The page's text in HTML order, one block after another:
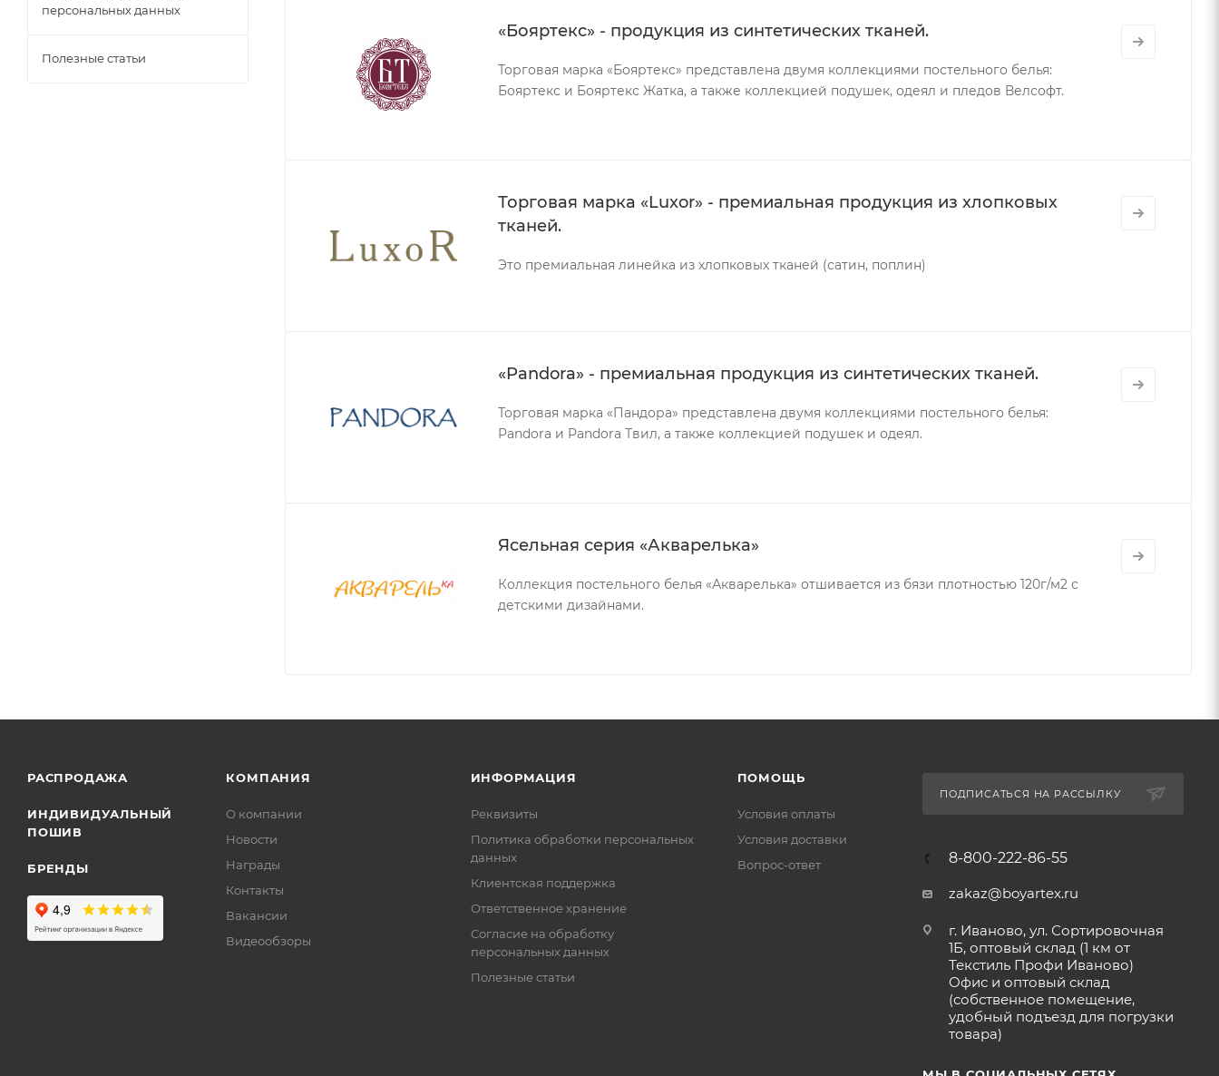
«Бояртекс» - продукция из синтетических тканей.
Торговая марка «Бояртекс» представлена двумя коллекциями постельного белья:
Бояртекс и Бояртекс Жатка, а также коллекцией подушек, одеял и пледов Велсофт.
Торговая марка «Luxor» - премиальная продукция из хлопковых
тканей.
Это премиальная линейка из хлопковых тканей (сатин, поплин)
«Pandora» - премиальная продукция из синтетических тканей.
Торговая марка «Пандора» представлена двумя коллекциями постельного белья:
Pandora и Pandora Твил, а также коллекцией подушек и одеял.
Ясельная серия «Акварелька»
Коллекция постельного белья «Акварелька» отшивается из бязи плотностью 120г/м2 с
детскими дизайнами.
персональных данных
Полезные статьи
РАСПРОДАЖА
ИНДИВИДУАЛЬНЫЙ
ПОШИВ
БРЕНДЫ
КОМПАНИЯ
О компании
Новости
Награды
Контакты
Вакансии
Видеообзоры
ИНФОРМАЦИЯ
Реквизиты
Политика обработки персональных
данных
Клиентская поддержка
Ответственное хранение
Согласие на обработку
персональных данных
Полезные статьи
ПОМОЩЬ
Условия оплаты
Условия доставки
Вопрос-ответ
ПОДПИСАТЬСЯ НА РАССЫЛКУ
8-800-222-86-55
zakaz@boyartex.ru
г. Иваново, ул. Сортировочная
1Б, оптовый склад (1 км от
Текстиль Профи Иваново)
Офис и оптовый склад
(собственное помещение,
удобный подъезд для погрузки
товара)